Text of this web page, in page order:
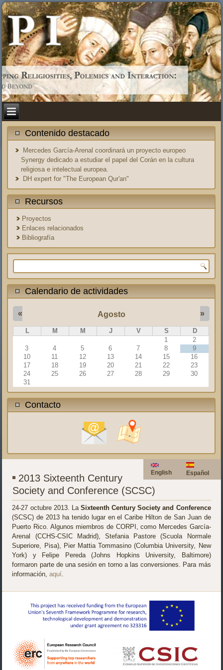
Contenido destacado
Mercedes García-Arenal coordinará un proyecto europeo
Synergy dedicado a estudiar el papel del Corán en la cultura
religiosa e intelectual europea.
DH expert for "The European Qur'an"
Recursos
Proyectos
Enlaces relacionados
Bibliografía
Formulario de búsqueda
Calendario de actividades
Agosto
« »
L M M J V S
D
1
2
3
4 5 6 7 8
9
10
11 12 13 14 15
16
17
18 19 20 21 22
23
24
25 26 27 28 29
30
31
Contacto
Español
English
2013 Sixteenth Century
Society and Conference (SCSC)
24-27 octubre 2013. La Sixteenth Century Society and Conference
(SCSC) de 2013 ha tenido lugar en el Caribe Hilton de San Juan de
Puerto Rico. Algunos miembros de CORPI, como Mercedes García-
Arenal (CCHS-CSIC Madrid), Stefania Pastore (Scuola Normale
Superiore, Pisa), Pier Mattia Tommasino (Columbia University, New
York) y Felipe Pereda (Johns Hopkins University, Baltimore)
formaron parte de una sesión en torno a las conversiones. Para más
información,aquí.